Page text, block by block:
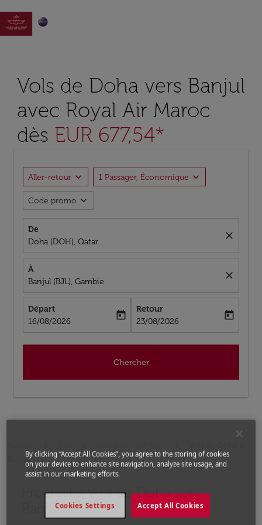

Vols de Doha vers Banjul
avec Royal Air Maroc
dès EUR 677,54*
Aller-retour expand_more 1 Passager, Économique expand_more
Code promo expand_more
De
Doha (DOH), Qatar
close
À
Banjul (BJL), Gambie
close
Départ
fc-booking-departure-date-aria-label
16/08/2026
today
Retour
fc-booking-return-date-aria-label
23/08/2026
today
Chercher
Banjul
Prochains Vols de Doha vers
Banjul
By clicking “Accept All Cookies”, you agree to the storing of cookies
on your device to enhance site navigation, analyze site usage, and
assist in our marketing efforts.
Accept All Cookies
Cookies Settings